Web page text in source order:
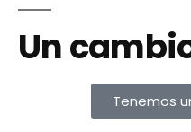
Un
Tenemos